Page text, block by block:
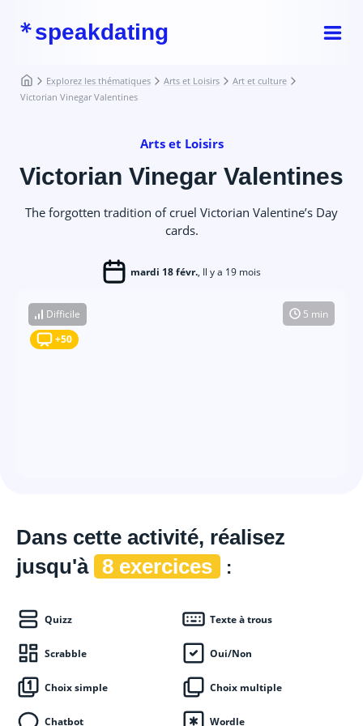
speakdating
Explorez les thématiques Arts et Loisirs
Art et culture
Victorian Vinegar Valentines
Arts et Loisirs
Victorian Vinegar Valentines
The forgotten tradition of cruel Victorian Valentine’s Day
cards.
mardi 18 févr., Il y a 19 mois
Difficile
+50
5 min
Dans cette activité, réalisez
jusqu'à 8 exercices :
Quizz Texte à trous
Scrabble Oui/Non
Choix simple Choix multiple
Chatbot Wordle